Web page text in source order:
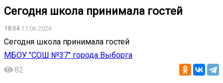
Сегодня школа принимала гостей
18:3417.06.2026
Сегодня школа принимала гостей
МБОУ "СОШ №37" города Выборга
82